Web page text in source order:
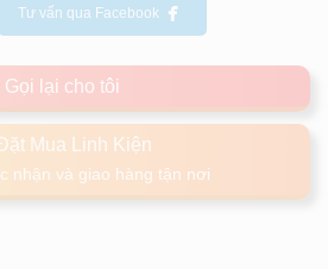
Tư vấn qua Facebook
Gọi lại cho tôi
Mua Linh Kiện
nhận và giao hàng tận nơi